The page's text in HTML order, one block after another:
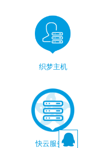
织梦主机
快云服务器